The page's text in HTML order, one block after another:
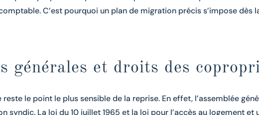
C’est pourquoi un plan de migration précis s’impose dès
générales et droits des
le point le plus sensible de la reprise. En effet, l’assemblée
syndic. La loi du 10 juillet 1965 et la loi pour l’accès au logement et